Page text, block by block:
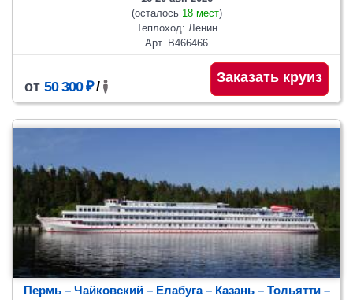
(осталось 18 мест)
Теплоход: Ленин
Арт. В466466
от 50 300 ₽/
Заказать круиз
Пермь – Чайковский – Елабуга – Казань – Тольятти –